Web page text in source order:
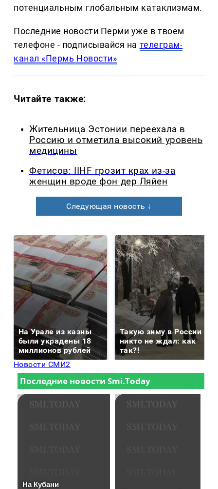
потенциальным глобальным катаклизмам.
Последние новости Перми уже в твоем
телефоне - подписывайся на телеграм-
канал «Пермь Новости»
Читайте также:
Жительница Эстонии переехала в
Россию и отметила высокий уровень
медицины
Фетисов: IIHF грозит крах из-за
женщин вроде фон дер Ляйен
Следующая новость ↓
На Урале из казны
были украдены 18
миллионов рублей
Такую зиму в России
никто не ждал: как
так?!
Новости СМИ2